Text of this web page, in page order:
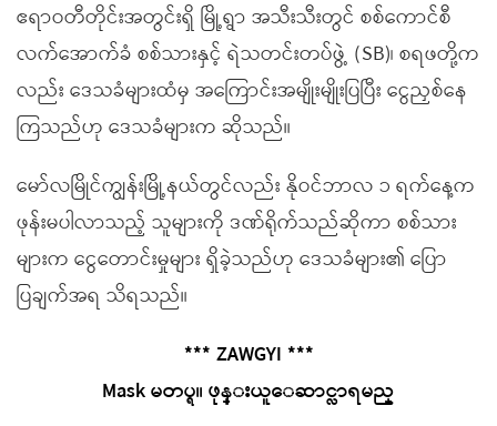
ဧရာဝတီတိုင်းအတွင်းရှိ မြို့ရွာ အသီးသီးတွင် စစ်ကောင်စီ
လက်အောက်ခံ စစ်သားနှင့် ရဲသတင်းတပ်ဖွဲ့ (SB)၊ စရဖတို့က
လည်း ဒေသခံများထံမှ အကြောင်းအမျိုးမျိုးပြပြီး ငွေညှစ်နေ
ကြသည်ဟု ဒေသခံများက ဆိုသည်။
မော်လမြိုင်ကျွန်းမြို့နယ်တွင်လည်း နိုဝင်ဘာလ ၁ ရက်နေ့က
ဖုန်းမပါလာသည့် သူများကို ဒဏ်ရိုက်သည်ဆိုကာ စစ်သား
များက ငွေတောင်းမှုများ ရှိခဲ့သည်ဟု ဒေသခံများ၏ ပြော
ပြချက်အရ သိရသည်။
*** ZAWGYI ***
Mask မတပ္ရ။ ဖုန္းယူေဆာင္လာရမည္